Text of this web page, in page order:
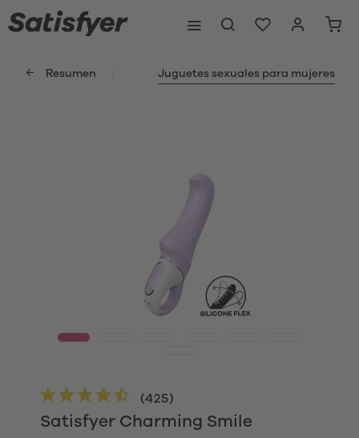
Resumen Juguetes sexuales para mujeres
Satisfyer Charming Smile
(425)